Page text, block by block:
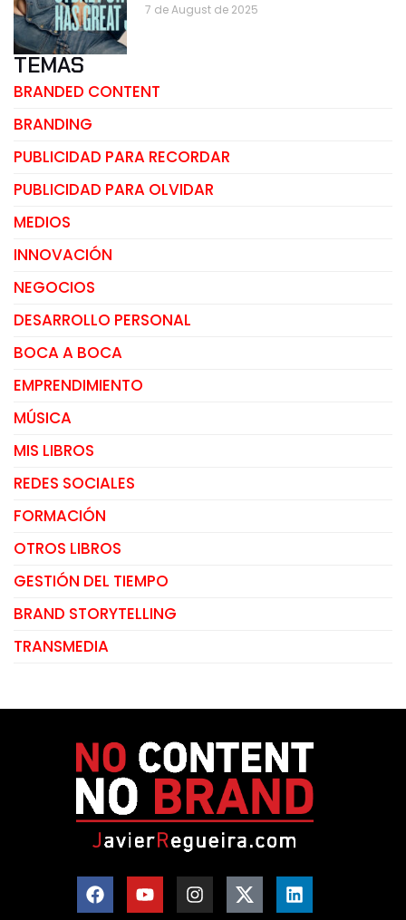
7 de August de 2025
TEMAS
BRANDED CONTENT
BRANDING
PUBLICIDAD PARA RECORDAR
PUBLICIDAD PARA OLVIDAR
MEDIOS
INNOVACIÓN
NEGOCIOS
DESARROLLO PERSONAL
BOCA A BOCA
EMPRENDIMIENTO
MÚSICA
MIS LIBROS
REDES SOCIALES
FORMACIÓN
OTROS LIBROS
GESTIÓN DEL TIEMPO
BRAND STORYTELLING
TRANSMEDIA